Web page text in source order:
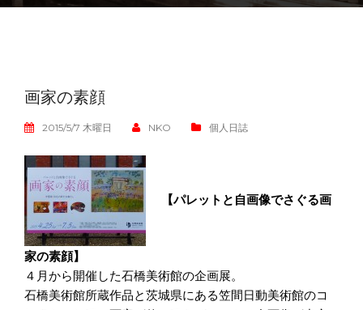
画家の素顔
2015/5/7 木曜日 NKO 個人日誌
【パレットと自画像でさぐる画
家の素顔】
４月から開催した石橋美術館の企画展。
石橋美術館所蔵作品と茨城県にある笠間日動美術館のコ